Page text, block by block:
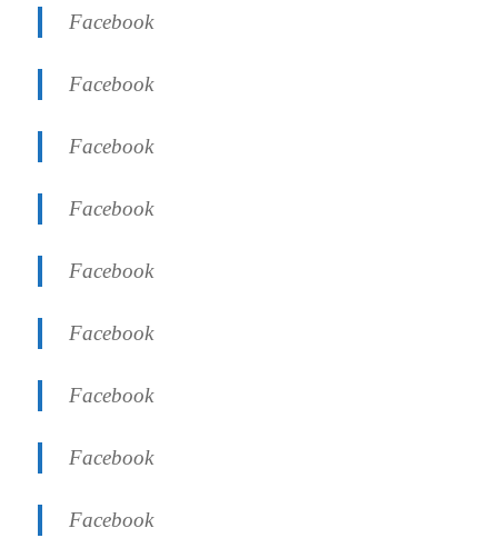
Facebook
Facebook
Facebook
Facebook
Facebook
Facebook
Facebook
Facebook
Facebook